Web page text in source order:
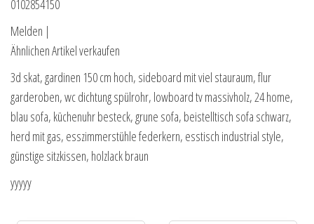
0102854150
Melden |
Ähnlichen Artikel verkaufen
3d skat, gardinen 150 cm hoch, sideboard mit viel stauraum, flur
garderoben, wc dichtung spülrohr, lowboard tv massivholz, 24 home,
blau sofa, küchenuhr besteck, grune sofa, beistelltisch sofa schwarz,
herd mit gas, esszimmerstühle federkern, esstisch industrial style,
günstige sitzkissen, holzlack braun
yyyyy